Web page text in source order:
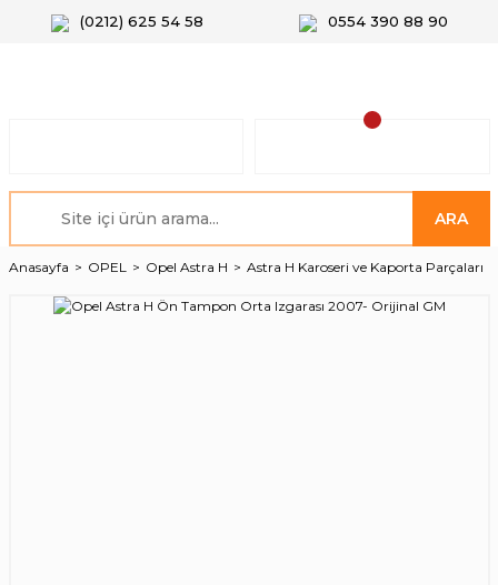
(0212) 625 54 58 0554 390 88 90
ARA
Anasayfa OPEL Opel Astra H Astra H Karoseri ve Kaporta Parçaları